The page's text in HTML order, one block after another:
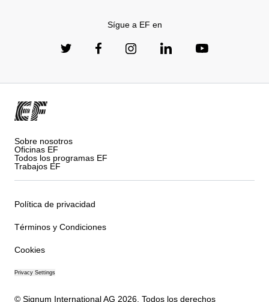
Sígue a EF en
Sobre nosotros
Oficinas EF
Todos los programas EF
Trabajos EF
Política de privacidad
Términos y Condiciones
Cookies
Privacy Settings
© Signum International AG 2026. Todos los derechos